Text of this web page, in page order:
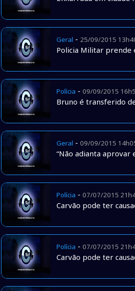
Geral - 25/09/2015
Policia Militar prende
Polícia - 09/09/2015
Bruno é transferido
Geral - 09/09/2015
“Não adianta aprovar
Polícia - 07/07/2015
Carvão pode ter
Polícia - 07/07/2015
Carvão pode ter